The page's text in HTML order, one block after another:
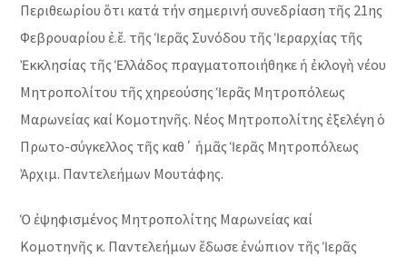
Περιθεωρίου ὅτι κατά τήν σημερινή συνεδρίαση τῆς 21ης
Φεβρουαρίου ἐ.ἔ. τῆς Ἱερᾶς Συνόδου τῆς Ἱεραρχίας τῆς
Ἐκκλησίας τῆς Ἑλλάδος πραγματοποιήθηκε ἡ ἐκλογὴ νέου
Μητροπολίτου τῆς χηρεούσης Ἱερᾶς Μητροπόλεως
Μαρωνείας καί Κομοτηνῆς. Νέος Μητροπολίτης ἐξελέγη ὁ
Πρωτο-σύγκελλος τῆς καθ΄ ἡμᾶς Ἱερᾶς Μητροπόλεως
Ἀρχιμ. Παντελεήμων Μουτάφης.
Ὁ ἐψηφισμένος Μητροπολίτης Μαρωνείας καί
Κομοτηνῆς κ. Παντελεήμων ἔδωσε ἐνώπιον τῆς Ἱερᾶς